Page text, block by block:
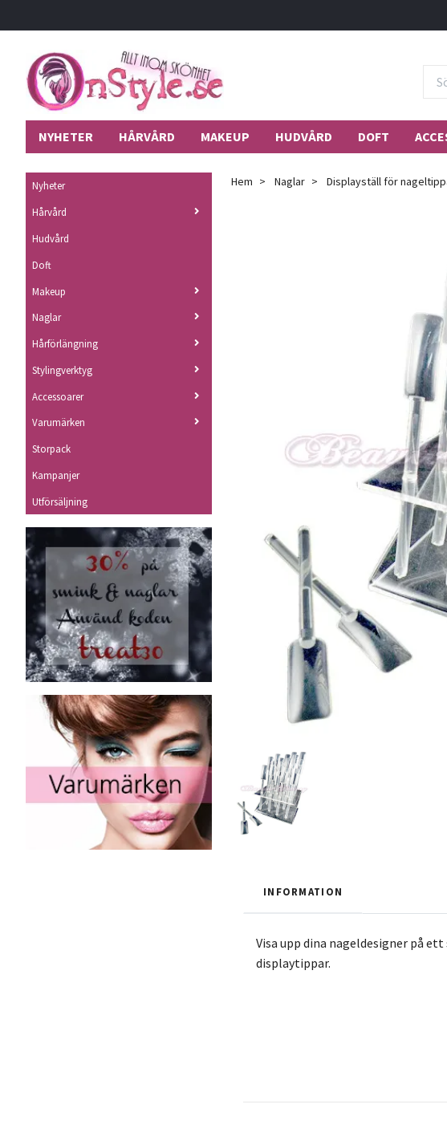
NYHETER HÅRVÅRD MAKEUP HUDVÅRD DOFT
Nyheter
Hårvård
Hudvård
Doft
Makeup
Naglar
Hårförlängning
Stylingverktyg
Accessoarer
Varumärken
Storpack
Kampanjer
Utförsäljning
Hem Naglar Displayställ för
INFORMATION
Visa upp dina nageldesigner på
displaytippar.